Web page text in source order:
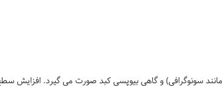
سونوگرافی) و گاهی بیوپسی کبد صورت می گیرد. افزایش